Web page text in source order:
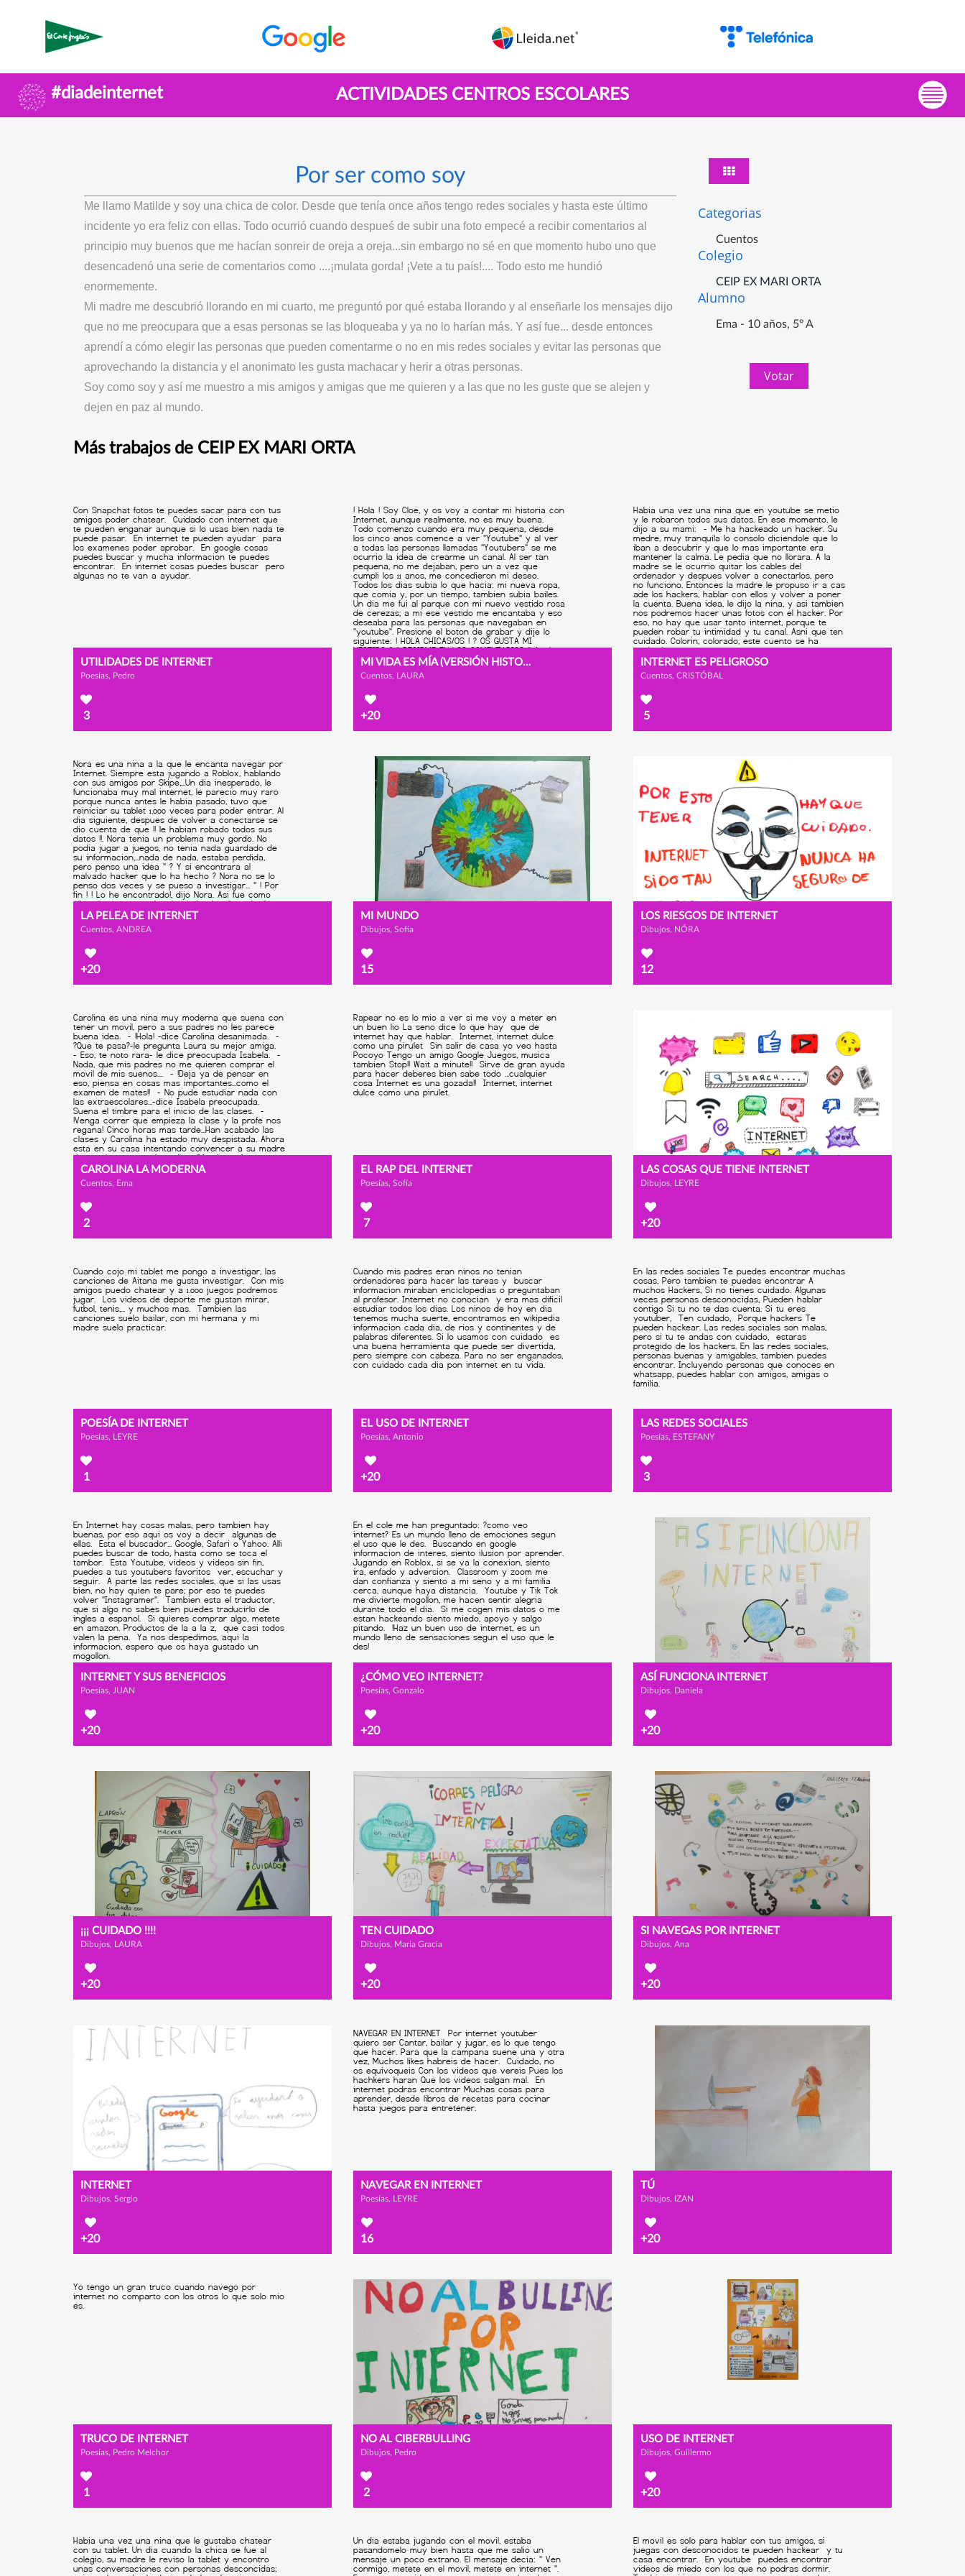
#diadeinternet ACTIVIDADES CENTROS ESCOLARES
Por ser como soy
Me llamo Matilde y soy una chica de color. Desde que tenía once años tengo redes sociales y hasta este último
incidente yo era feliz con ellas. Todo ocurrió cuando despueś de subir una foto empecé a recibir comentarios al
principio muy buenos que me hacían sonreir de oreja a oreja...sin embargo no sé en que momento hubo uno que
desencadenó una serie de comentarios como ....¡mulata gorda! ¡Vete a tu país!.... Todo esto me hundió
enormemente.
Mi madre me descubrió llorando en mi cuarto, me preguntó por qué estaba llorando y al enseñarle los mensajes dijo
que no me preocupara que a esas personas se las bloqueaba y ya no lo harían más. Y así fue... desde entonces
aprendí a cómo elegir las personas que pueden comentarme o no en mis redes sociales y evitar las personas que
aprovechando la distancia y el anonimato les gusta machacar y herir a otras personas.
Soy como soy y así me muestro a mis amigos y amigas que me quieren y a las que no les guste que se alejen y
dejen en paz al mundo.
Categorias
Cuentos
Colegio
CEIP EX MARI ORTA
Alumno
Ema - 10 años, 5º A
Votar
Más trabajos de CEIP EX MARI ORTA
UTILIDADES DE INTERNET
Poesías, Pedro
3
MI VIDA ES MÍA (VERSIÓN HISTORIA)
Cuentos, LAURA
+20
INTERNET ES PELIGROSO
Cuentos, CRISTÓBAL
5
LA PELEA DE INTERNET
Cuentos, ANDREA
+20
MI MUNDO
Dibujos, Sofía
15
LOS RIESGOS DE INTERNET
Dibujos, NÓRA
12
CAROLINA LA MODERNA
Cuentos, Ema
2
EL RAP DEL INTERNET
Poesías, Sofía
7
LAS COSAS QUE TIENE INTERNET
Dibujos, LEYRE
+20
POESÍA DE INTERNET
Poesías, LEYRE
1
EL USO DE INTERNET
Poesías, Antonio
+20
LAS REDES SOCIALES
Poesías, ESTEFANY
3
INTERNET Y SUS BENEFICIOS
Poesías, JUAN
+20
¿CÓMO VEO INTERNET?
Poesías, Gonzalo
+20
ASÍ FUNCIONA INTERNET
Dibujos, Daniela
+20
¡¡¡ CUIDADO !!!!
Dibujos, LAURA
+20
TEN CUIDADO
Dibujos, Maria Gracia
+20
SI NAVEGAS POR INTERNET
Dibujos, Ana
+20
INTERNET
Dibujos, Sergio
+20
NAVEGAR EN INTERNET
Poesías, LEYRE
16
TÚ
Dibujos, IZAN
+20
TRUCO DE INTERNET
Poesías, Pedro Melchor
1
NO AL CIBERBULLING
Dibujos, Pedro
2
USO DE INTERNET
Dibujos, Guillermo
+20